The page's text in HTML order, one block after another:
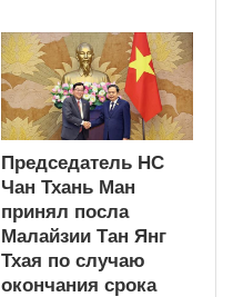
Председатель НС
Чан Тхань Ман
принял посла
Малайзии Тан Янг
Тхая по случаю
окончания срока